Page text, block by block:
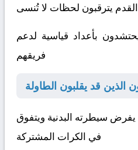
يترقبون لحظات لا تُنسى
بأعداد قياسية لدعم
فريقهم
سيطرته البدنية ويتفوق
في الكرات المشتركة